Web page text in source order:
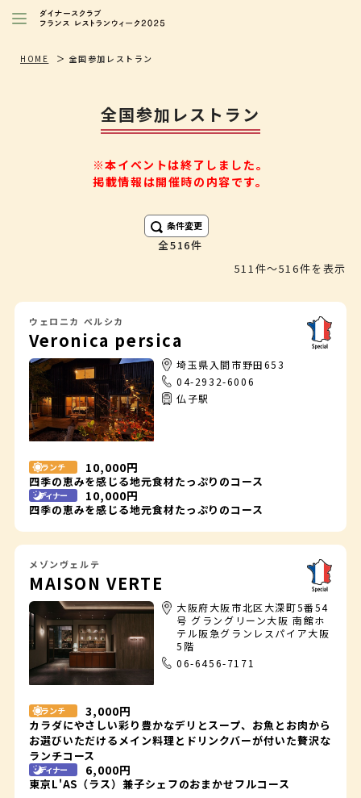
レストランを探す
特別イベント/キャンペーン
会員限定特典
HOME 全国参加レストラン
全国参加レストラン
※本イベントは終了しました。
掲載情報は開催時の内容です。
条件変更
516件
511件〜516件を表示
Veronica persica
ウェロニカ ペルシカ
埼玉県入間市野田653
04-2932-6006
仏子駅
ランチ
四季の恵みを感じる地元食材たっぷりのコース
10,000円
ディナー
四季の恵みを感じる地元食材たっぷりのコース
10,000円
MAISON VERTE
メゾンヴェルテ
大阪府大阪市北区大深町5番54
号 グラングリーン大阪 南館ホ
テル阪急グランレスパイア大阪
5階
06-6456-7171
ランチ
カラダにやさしい彩り豊かなデリとスープ、お魚とお肉から
お選びいただけるメイン料理とドリンクバーが付いた贅沢な
ランチコース
3,000円
ディナー
東京L'AS（ラス）兼子シェフのおまかせフルコース
6,000円